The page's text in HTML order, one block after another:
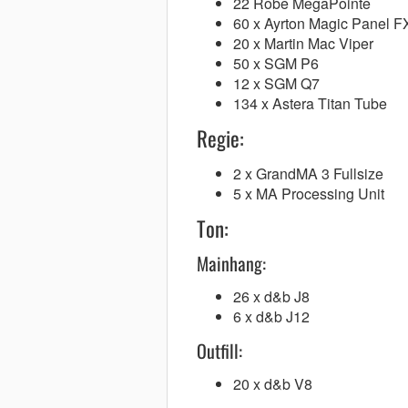
60 x Ayrton Magic Panel
20 x Martin Mac Viper
50 x SGM P6
12 x SGM Q7
134 x Astera Titan Tube
Regie:
2 x GrandMA 3 Fullsize
5 x MA Processing Unit
Ton:
Mainhang:
26 x d&b J8
6 x d&b J12
Outfill:
20 x d&b V8